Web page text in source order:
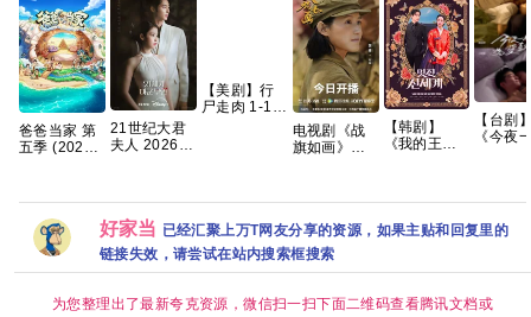
爸爸当家 第
五季 (2026)
盘
21世纪大君
夫人 2026
【美剧】行
尸走肉 1-11
电视剧《战
旗如画》百
【韩剧】
《我的王室
书安 金海淑
更最新 夸克
【台剧
《今夜
【国语
字】【
全】
好家当 已经汇聚上万T网友分享的资源，如果主贴和回复里的
链接失效，请尝试在站内搜索框搜索
为您整理出了最新夸克资源，微信扫一扫下面二维码查看腾讯文档或